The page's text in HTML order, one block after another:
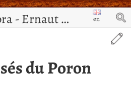
Hexagora - Ernaut de Jérusalem
en
du Poron